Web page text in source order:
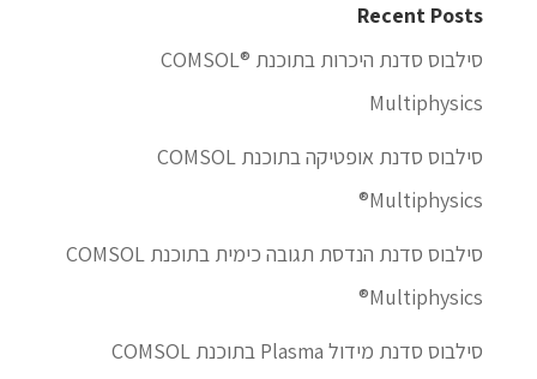
Recent Posts
סילבוס סדנת היכרות בתוכנת ®COMSOL
Multiphysics
סילבוס סדנת אופטיקה בתוכנת COMSOL
Multiphysics®
סילבוס סדנת הנדסת תגובה כימית בתוכנת COMSOL
Multiphysics®
סילבוס סדנת מידול Plasma בתוכנת COMSOL